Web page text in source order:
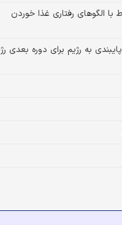
با الگوهای رفتاری غذا خوردن